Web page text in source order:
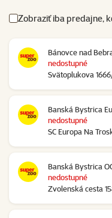
Zobraziť iba predajne,
Bánovce nad
Svätoplukova
nedostupné
Banská Bystrica
SC Europa Na
nedostupné
Banská Bystrica
Zvolenská cesta
nedostupné